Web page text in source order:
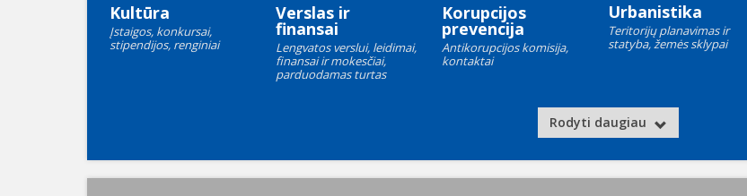
Kultūra
Įstaigos, konkursai,
stipendijos, renginiai
Verslas ir
finansai
Lengvatos verslui, leidimai,
finansai ir mokesčiai,
parduodamas turtas
Korupcijos
prevencija
Antikorupcijos komisija,
kontaktai
Urbanistika
Teritorijų planavimas ir
statyba, žemės sklypai
Rodyti daugiau